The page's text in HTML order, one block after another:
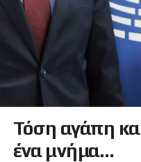
Τόση αγάπη
ένα μνήμα…